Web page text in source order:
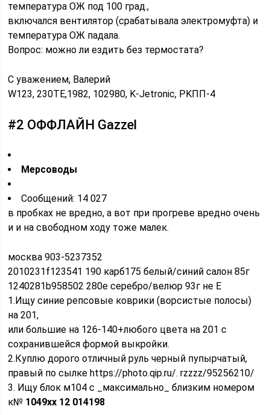
температура ОЖ под 100 град.,
включался вентилятор (срабатывала электромуфта) и
температура ОЖ падала.
Вопрос: можно ли ездить без термостата?
С уважением, Валерий
W123, 230TE,1982, 102980, K-Jetronic, РKПП-4
#2 ОФФЛАЙН Gazzel
Мерсоводы
Cообщений: 14 027
в пробках не вредно, а вот при прогреве вредно очень
и и на свободном ходу тоже малек.
москва 903-5237352
2010231f123541 190 карб175 белый/синий салон 85г
1240281b958502 280e серебро/велюр 93г не Е
1.Ищу синие репсовые коврики (ворсистые полосы)
на 201,
или большие на 126-140+любого цвета на 201 с
сохранившейся формой выкройки.
2.Куплю дорого отличный руль черный пупырчатый,
правый по сылке https://photo.qip.ru/. rzzzz/95256210/
3. Ищу блок м104 с _максимально_ близким номером
к№ 1049хх 12 014198